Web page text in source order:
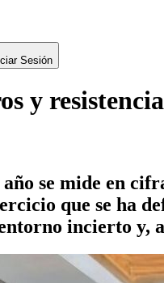
Sesión
y
se mide en
que se ha
incierto y,